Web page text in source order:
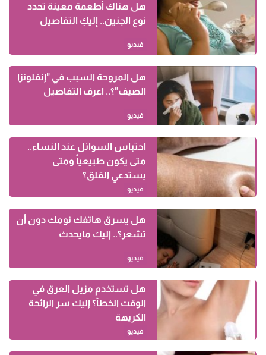
هل هناك أطعمة معينة تحدد
نوع الجنين.. إليكِ التفاصيل
فيديو
هل المروحة السبب في "إنفلونزا
الصيف"؟.. اعرف التفاصيل
فيديو
احتباس السوائل عند النساء..
متى يكون طبيعياً ومتى
يستدعي القلق؟
فيديو
هل يسرق هاتفك نومك دون أن
تشعر؟.. إليك مايحدث
فيديو
هل تستخدم مزيل العرق في
الوقت الخطأ؟ إليك سر الرائحة
الكريهة
فيديو